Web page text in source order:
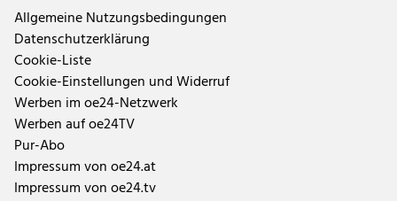
Allgemeine Nutzungsbedingungen
Datenschutzerklärung
Cookie-Liste
Cookie-Einstellungen und Widerruf
Werben im oe24-Netzwerk
Werben auf oe24TV
Pur-Abo
Impressum von oe24.at
Impressum von oe24.tv